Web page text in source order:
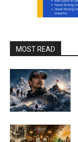
MOST READ